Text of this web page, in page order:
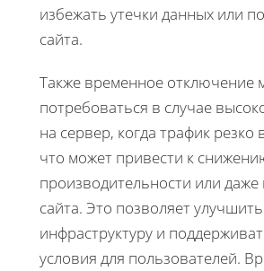
избежать утечки данных или
сайта.
Также временное отключение
потребоваться в случае
на сервер, когда трафик резко
что может привести к
производительности или
сайта. Это позволяет улучшить
инфраструктуру и
условия для пользователей.